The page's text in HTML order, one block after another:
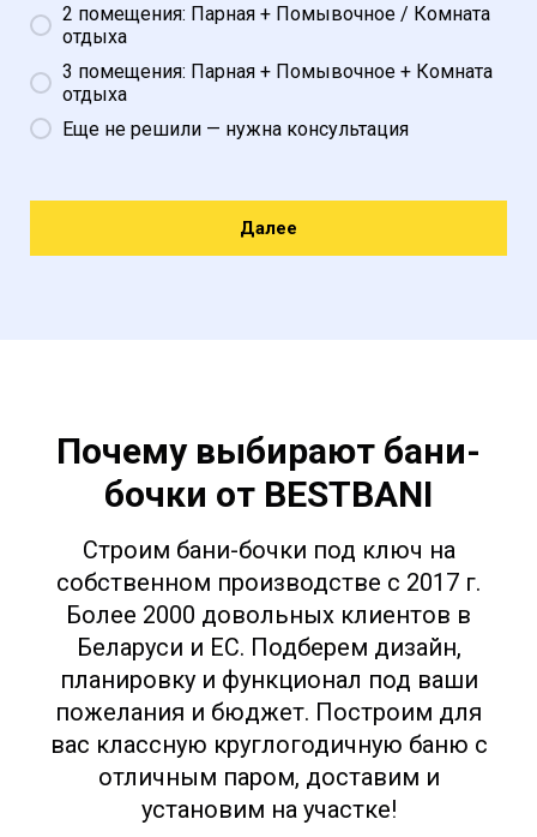
2 помещения: Парная + Помывочное / Комната
отдыха
3 помещения: Парная + Помывочное + Комната
отдыха
Еще не решили — нужна консультация
Далее
Почему выбирают бани-
бочки от BESTBANI
Строим бани-бочки под ключ на
собственном производстве с 2017 г.
Более 2000 довольных клиентов в
Беларуси и ЕС. Подберем дизайн,
планировку и функционал под ваши
пожелания и бюджет. Построим для
вас классную круглогодичную баню с
отличным паром, доставим и
установим на участке!